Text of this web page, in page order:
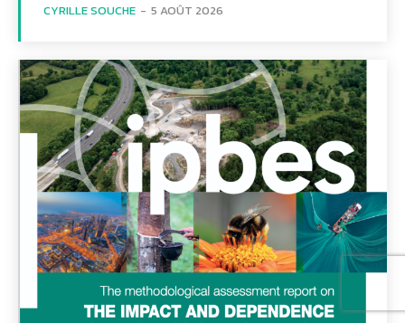
CYRILLE SOUCHE - 5 AOÛT 2026